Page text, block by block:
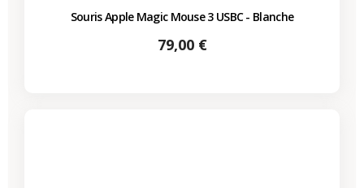
Souris Apple Magic Mouse 3 USBC - Blanche
Prix
79,00 €